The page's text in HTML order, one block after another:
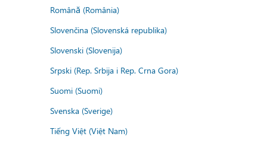
Română (România)
Slovenčina (Slovenská republika)
Slovenski (Slovenija)
Srpski (Rep. Srbija i Rep. Crna Gora)
Suomi (Suomi)
Svenska (Sverige)
Tiếng Việt (Việt Nam)